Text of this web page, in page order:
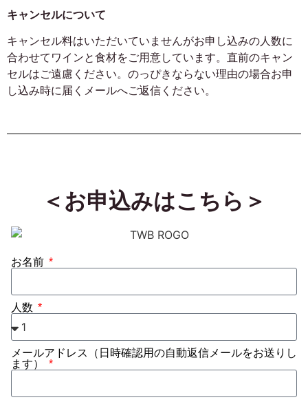
キャンセルについて
キャンセル料はいただいていませんがお申し込みの人数に
合わせてワインと食材をご用意しています。直前のキャン
セルはご遠慮ください。のっぴきならない理由の場合お申
し込み時に届くメールへご返信ください。
＜お申込みはこちら＞
お名前
人数
メールアドレス（日時確認用の自動返信メールをお送りし
ます）